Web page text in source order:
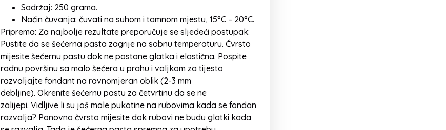
Sadržaj: 250 grama.
Način čuvanja: čuvati na suhom i tamnom mjestu, 15°C – 20°C.
Priprema: Za najbolje rezultate preporučuje se sljedeći postupak:
Pustite da se šećerna pasta zagrije na sobnu temperaturu. Čvrsto
mijesite šećernu pastu dok ne postane glatka i elastična. Pospite
radnu površinu sa malo šećera u prahu i valjkom za tijesto
razvaljajte fondant na ravnomjeran oblik (2-3 mm
debljine). Okrenite šećernu pastu za četvrtinu da se ne
zalijepi. Vidljive li su još male pukotine na rubovima kada se fondan
razvalja? Ponovno čvrsto mijesite dok rubovi ne budu glatki kada